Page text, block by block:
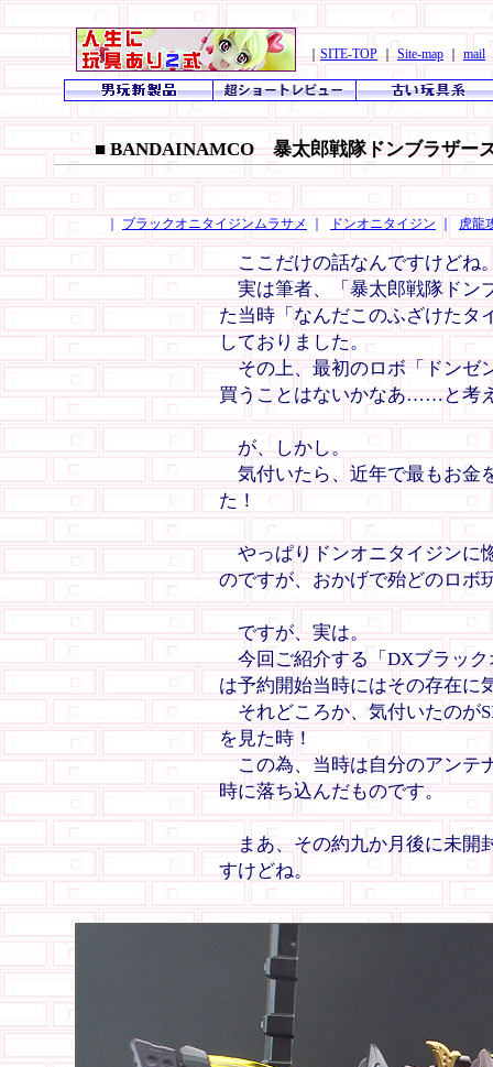
SITE-TOP Site-map mail
■ BANDAINAMCO 暴太郎戦隊ドンブラザーズ
ブラックオニタイジンムラサメ ドンオニタイジン 虎龍
ここだけの話なんですけどね
実は筆者、「暴太郎戦隊ドン
た当時「なんだこのふざけたタ
しておりました。
その上、最初のロボ「ドンゼ
買うことはないかなあ……と考
が、しかし。
気付いたら、近年で最もお金
た！
やっぱりドンオニタイジンに
のですが、おかげで殆どのロボ
ですが、実は。
今回ご紹介する「DXブラッ
は予約開始当時にはその存在に
それどころか、気付いたのが
を見た時！
この為、当時は自分のアンテ
時に落ち込んだものです。
まあ、その約九か月後に未開
すけどね。